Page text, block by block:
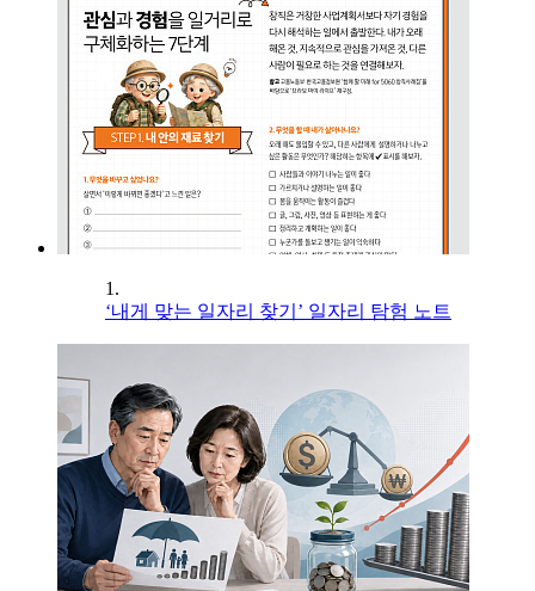
1.
‘내게 맞는 일자리 찾기’ 일자리 탐험 노트